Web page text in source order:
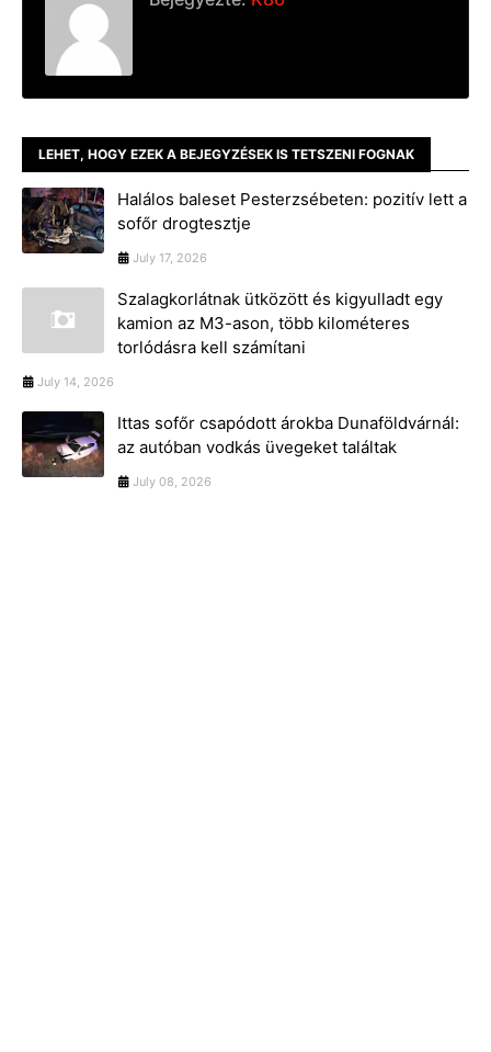
LEHET, HOGY EZEK A BEJEGYZÉSEK IS TETSZENI FOGNAK
Halálos baleset Pesterzsébeten: pozitív lett a
sofőr drogtesztje
July 17, 2026
Szalagkorlátnak ütközött és kigyulladt egy
kamion az M3-ason, több kilométeres
torlódásra kell számítani
July 14, 2026
Ittas sofőr csapódott árokba Dunaföldvárnál:
az autóban vodkás üvegeket találtak
July 08, 2026